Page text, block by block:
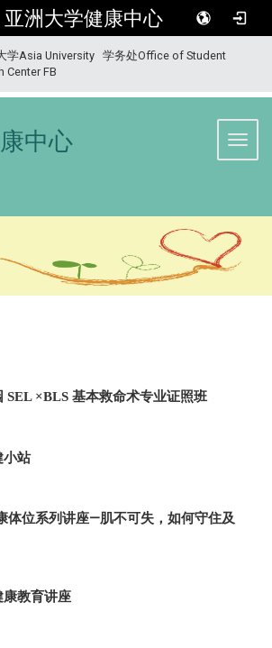
亚洲大学健康中心
学Asia University
学务处Office of Student
Center FB
中心
SEL ×BLS 基本救命术专业证照班
小站
体位系列讲座—肌不可失，如何守住及
康教育讲座